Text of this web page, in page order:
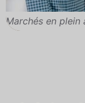
Marchés en plein